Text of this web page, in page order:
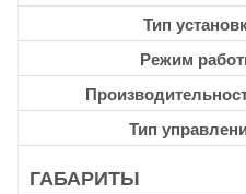
Тип
Режим
Тип
ГАБАРИТЫ